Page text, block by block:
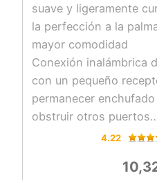
suave y ligeramente
la perfección a la
mayor comodidad
Conexión inalámbrica
con un pequeño
permanecer
obstruir otros puertos
Su sensor láser (de
superficies, cristal
4.22